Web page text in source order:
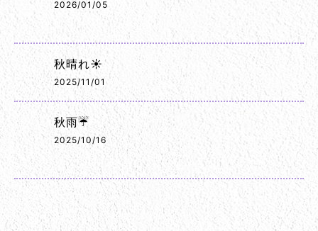
2026/01/05
秋晴れ☀️
2025/11/01
秋雨☔
2025/10/16